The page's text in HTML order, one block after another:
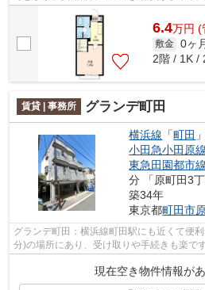
っていかれるリスクが低くなります。...
6.4万円 (
敷金 0ヶ
2階 / 1K /
賃貸 | 事務所 グランデ町田
横浜線 「町田
小田急小田原線
東急田園都市線
分 「原町田3
築34年
東京都町田市
グランデ町田：横浜線町田駅にも近くて便
分)の場所にあり、受け取りや手続きも楽で
現在空き物件情報があ